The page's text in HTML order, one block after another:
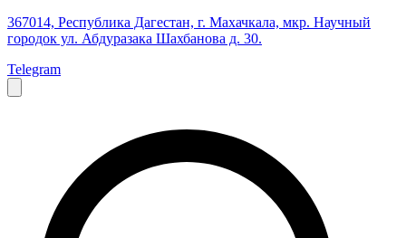
367014, Республика Дагестан, г. Махачкала, мкр. Научный
городок ул. Абдуразака Шахбанова д. 30.
Telegram